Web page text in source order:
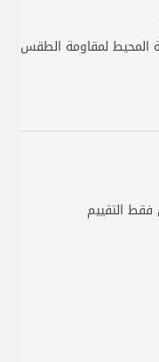
المحيط لمقاومة الطقس
التقييم